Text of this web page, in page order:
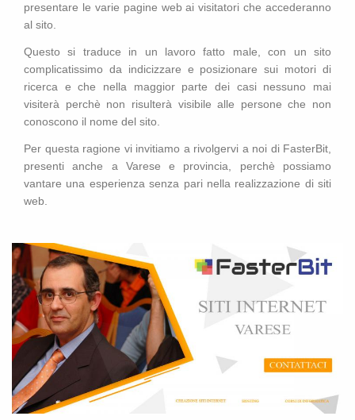
presentare le varie pagine web ai visitatori che accederanno
al sito.
Questo si traduce in un lavoro fatto male, con un sito
complicatissimo da indicizzare e posizionare sui motori di
ricerca e che nella maggior parte dei casi nessuno mai
visiterà perchè non risulterà visibile alle persone che non
conoscono il nome del sito.
Per questa ragione vi invitiamo a rivolgervi a noi di FasterBit,
presenti anche a Varese e provincia, perchè possiamo
vantare una esperienza senza pari nella realizzazione di siti
web.